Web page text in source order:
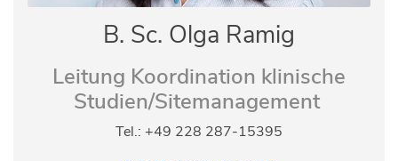
B. Sc. Olga Ramig
Leitung Koordination klinische
Studien/Sitemanagement
Tel.: +49 228 287-15395